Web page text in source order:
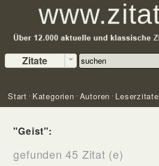
Zitate
Start Kategorien Autoren Leserzitate
"Geist":
gefunden 45 Zitat (e)